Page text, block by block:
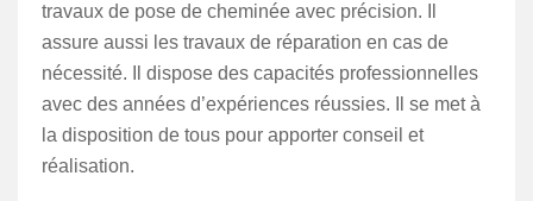
travaux de pose de cheminée avec précision. Il
assure aussi les travaux de réparation en cas de
nécessité. Il dispose des capacités professionnelles
avec des années d’expériences réussies. Il se met à
la disposition de tous pour apporter conseil et
réalisation.